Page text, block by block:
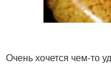
Очень хочется чем-то